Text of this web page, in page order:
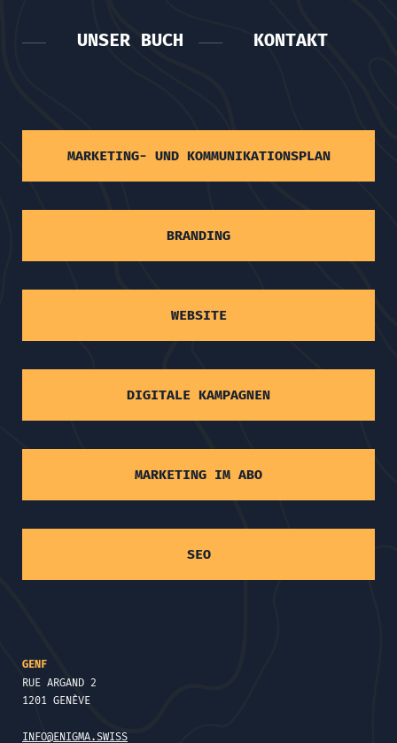
UNSER BUCH KONTAKT
MARKETING- UND KOMMUNIKATIONSPLAN
BRANDING
WEBSITE
DIGITALE KAMPAGNEN
MARKETING IM ABO
SEO
GENF
RUE ARGAND 2
1201 GENÈVE
INFO@ENIGMA.SWISS